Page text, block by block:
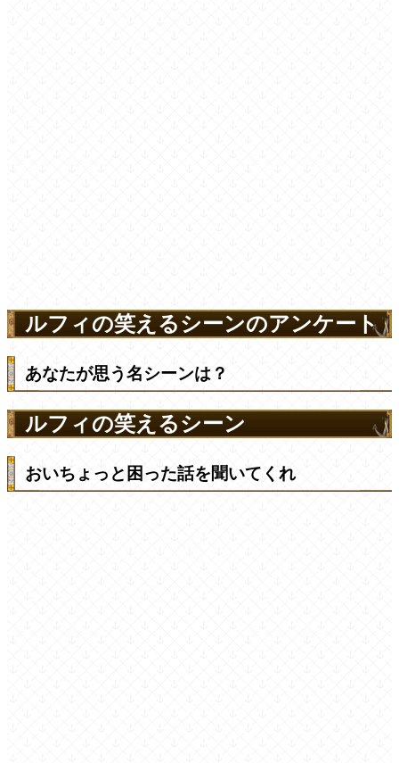
ルフィの笑えるシーンのアンケート
あなたが思う名シーンは？
ルフィの笑えるシーン
おいちょっと困った話を聞いてくれ